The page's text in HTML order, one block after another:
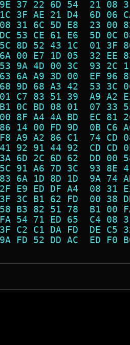
37 22 6D 54  21
3F AE 21 D4  6D
31 6C 5D E8  23
53 CE 61 E6  5D
8D 52 43 1C  01
00 E7 1D 05  32
9A 4D 00 3C  93
6A A9 3D 00  EF
9D 68 A3 42  53
C7 83 51 39  A9
0C BD 08 01  07
8F A4 4A BD  EC
14 00 FD 9D  0B
A9 A2 86 C1  74
92 91 44 92  CD
6D 2C 6D 62  DD
91 A6 7D 3C  93
6A 1D 8D 1D  9A
E9 ED DF A4  08
3C B1 62 FD  00
B3 82 51 78  B1
54 71 ED 65  C4
C2 C1 DA FD  DE
FD 52 DD AC  ED
0A